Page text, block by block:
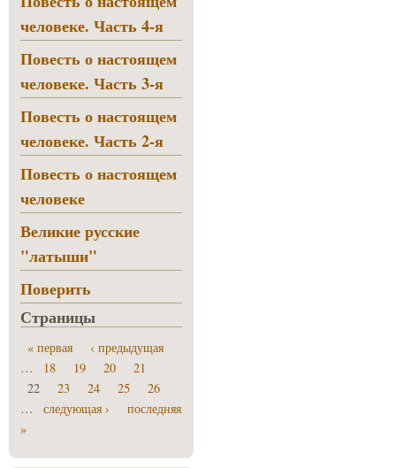
человеке. Часть 4-я
Повесть о настоящем
человеке. Часть 3-я
Повесть о настоящем
человеке. Часть 2-я
Повесть о настоящем
человеке
Великие русские
"латыши"
Поверить
Страницы
« первая
‹ предыдущая
…
18 19 20
21
22
23 24 25
26
…
следующая ›
последняя
»